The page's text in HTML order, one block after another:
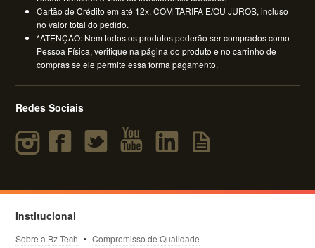
Cartão de Crédito em até 12x, COM TARIFA E/OU JUROS, incluso
no valor total do pedido.
*ATENÇÃO: Nem todos os produtos poderão ser comprados como
Pessoa Física, verifique na página do produto e no carrinho de
compras se ele permite essa forma pagamento.
Redes Sociais
Institucional
Sobre a Bz Tech
Compromisso de Qualidade